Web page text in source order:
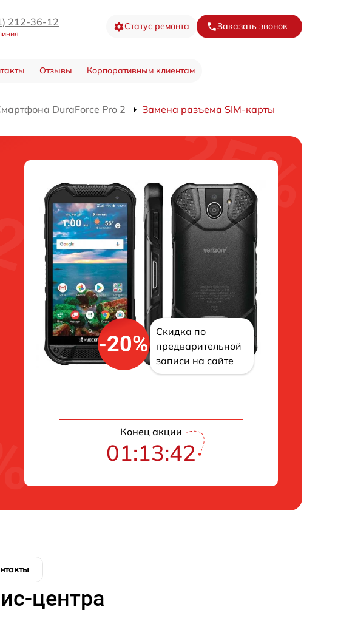
212-36-12 Статус ремонта Заказать звонок
Отзывы Корпоративным клиентам
DuraForce Pro 2 Замена разъема SIM-карты
-20%
Скидка по
предварительной
записи на сайте
Конец акции
01:13:41
центра